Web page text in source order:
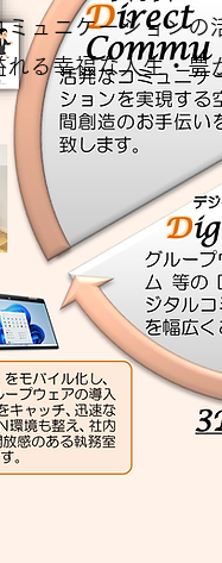
ュニケーション
れる幸福な人生・